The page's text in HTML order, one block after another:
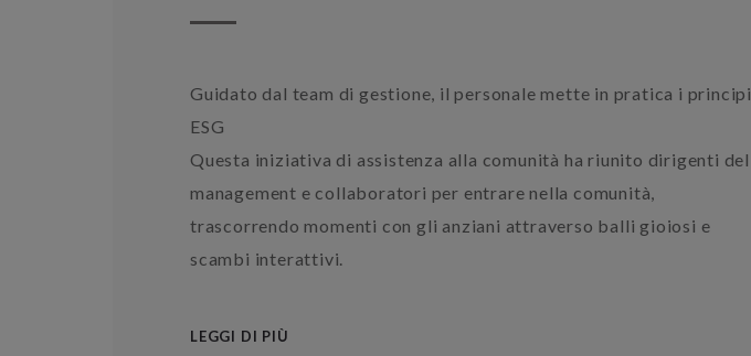
Guidato dal team di gestione, il personale mette in pratica i principi
ESG
Questa iniziativa di assistenza alla comunità ha riunito dirigenti del
management e collaboratori per entrare nella comunità,
trascorrendo momenti con gli anziani attraverso balli gioiosi e
scambi interattivi.
LEGGI DI PIÙ